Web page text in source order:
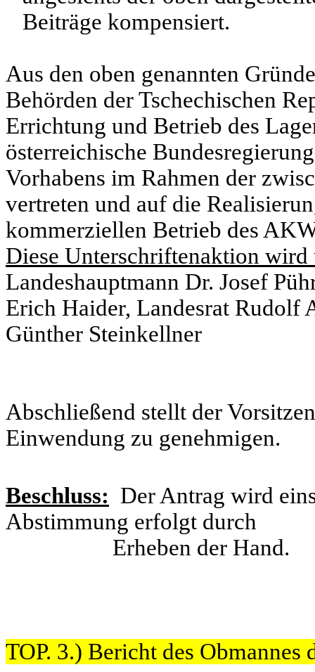
Beiträge kompensiert.
Aus den oben genannten
Behörden der Tschechischen
Errichtung und Betrieb des
österreichische
Vorhabens im Rahmen der
vertreten und auf die
kommerziellen Betrieb des
Diese Unterschriftenaktion wird
Landeshauptmann Dr. Josef
Erich Haider, Landesrat
Günther Steinkellner
Abschließend stellt der
Einwendung zu genehmigen.
Beschluss: Der Antrag wird
Abstimmung erfolgt durch
Erheben der Hand.
TOP. 3.) Bericht des Obmannes